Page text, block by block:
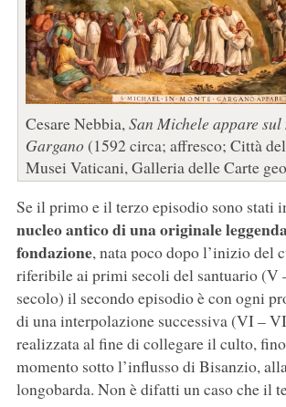
Cesare Nebbia,San Michele appare sul
Gargano(1592 circa; affresco; Città
Musei Vaticani, Galleria delle Carte
Se il primo e il terzo episodio sono stati
nucleo antico di una originale
fondazione, nata poco dopo l’inizio del
riferibile ai primi secoli del santuario
secolo) il secondo episodio è con ogni
di una interpolazione successiva (VI –
realizzata al fine di collegare il culto,
momento sotto l’influsso di Bisanzio,
longobarda. Non è difatti un caso che il